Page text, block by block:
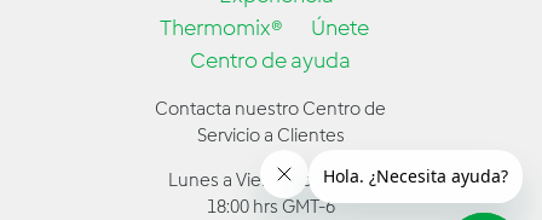
Thermomix®
Únete
Centro de ayuda
Contacta nuestro Centro de
Servicio a Clientes
Lunes a Viernes de 9:00 a
18:00 hrs GMT-6